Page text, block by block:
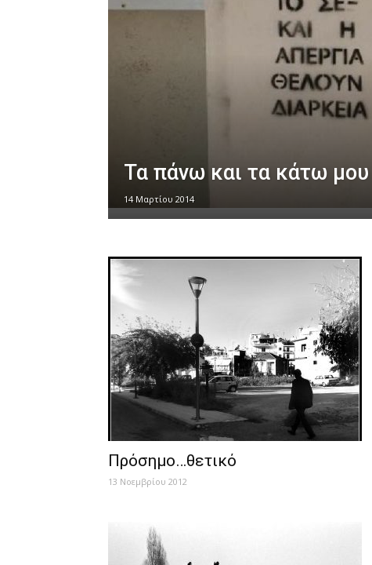
Τα πάνω και τα κάτω μου
14 Μαρτίου 2014
Πρόσημο…θετικό
13 Νοεμβρίου 2012